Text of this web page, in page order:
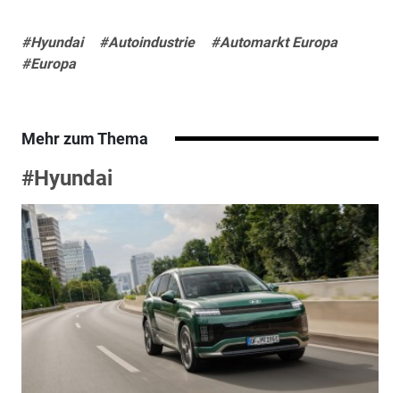
#Hyundai #Autoindustrie
#Automarkt Europa
#Europa
Mehr zum Thema
#Hyundai